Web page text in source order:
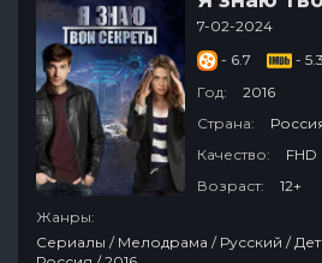
7-02-2024
- 6.7
- 5.3
Год:
2016
Страна:
Качество:
FHD
Возраст:
12+
Жанры:
Сериалы / Мелодрама / Русский /